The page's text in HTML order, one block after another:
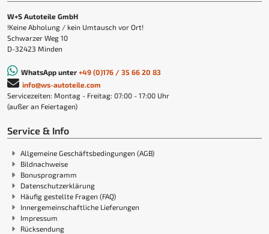
W+S Autoteile GmbH
!Keine Abholung / kein Umtausch vor Ort!
Schwarzer Weg 10
D-32423 Minden
WhatsApp unter +49 (0)176 / 35 66 20 83
info@ws-autoteile.com
Servicezeiten: Montag - Freitag: 07:00 - 17:00 Uhr
(außer an Feiertagen)
Service & Info
Allgemeine Geschäftsbedingungen (AGB)
Bildnachweise
Bonusprogramm
Datenschutzerklärung
Häufig gestellte Fragen (FAQ)
Innergemeinschaftliche Lieferungen
Impressum
Rücksendung